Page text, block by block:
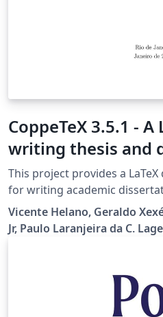
CoppeTeX 3.5.1 -
writing thesis and
This project provides a
for writing academic
to the formatting rules
Coimbra Institute for
Engineering (COPPE/UFRJ). The 'coppe' class contains a
users to create the required
the COPPE/UFRJ
these elements, there are a
Vicente Helano, Geraldo
Jr, Paulo Laranjeira da C.